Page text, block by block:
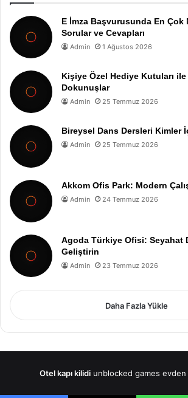
E İmza Başvurusunda En Çok
Sorular ve Cevapları
Admin 1 Ağustos 2026
Kişiye Özel Hediye Kutuları ile
Dokunuşlar
Admin 25 Temmuz 2026
Bireysel Dans Dersleri Kimler
Admin 25 Temmuz 2026
Akkom Ofis Park: Modern
Admin 24 Temmuz 2026
Agoda Türkiye Ofisi: Seyahat
Geliştirin
Admin 23 Temmuz 2026
Daha Fazla Yükle
Otel kapı kilidi unblocked games evden